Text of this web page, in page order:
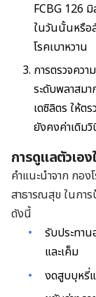
FCBG 126
ในวันนั้นหรือ
โรคเบาหวาน
การตรวจควา
ระดับพลาสม
เดซิลิตร ให้
ยังคงค่าเดิมวิ
การดูแลตัวเอง
คำแนะนำจาก กอ
สาธารณสุข ในการ
ดังนี้
รับประทาน
และเค็ม
งดสูบบุหรี่